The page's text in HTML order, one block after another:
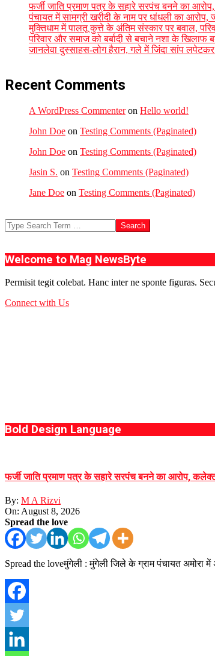
फर्जी जाति प्रमाण पत्र के सहारे सरपंच बनने का
पंचायत में सामग्री खरीदी के नाम पर धांधली का आरोप,
मुक्तिधाम में पालतू कुत्ते के अंतिम संस्कार पर बवाल,
परिवार और समाज को बर्बादी से बचाने नशा के खिलाफ
जानलेवा दुस्साहस-लोग हैरान, गले में जिंदा सांप
Recent Comments
A WordPress Commenteron Hello world!
John Doe on Testing Comments (Paginated)
John Doe on Testing Comments (Paginated)
Jasin S. on Testing Comments (Paginated)
Jane Doe on Testing Comments (Paginated)
Search
Welcome to Mag NewsByte
Permisit tegit colebat. Hanc inter ne sponte figuras.
Connect with Us
Bold Design Language
फर्जी जाति प्रमाण पत्र के सहारे सरपंच बनने का आरोप,
By: M A Rizvi
On: August 8, 2026
Spread the love
Spread the loveमुंगेली : मुंगेली जिले के ग्राम पंचायत अमोरा